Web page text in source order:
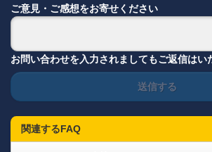
ご意見・ご感想をお寄せください
お問い合わせを入力されましてもご返信はい
送信する
関連するFAQ